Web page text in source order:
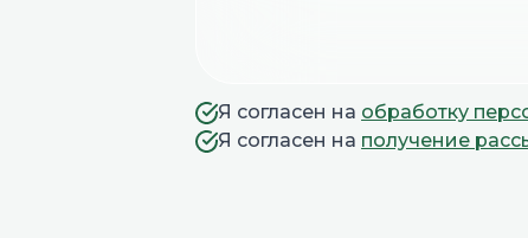
Я согласен на обработку
Я согласен на получение